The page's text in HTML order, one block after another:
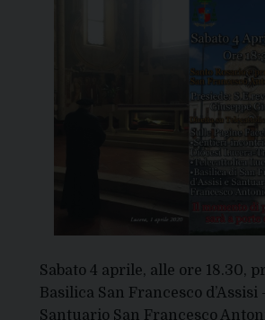
Sabato 4 aprile, alle ore 18.30,
Basilica San Francesco d’Assisi
Santuario San Francesco